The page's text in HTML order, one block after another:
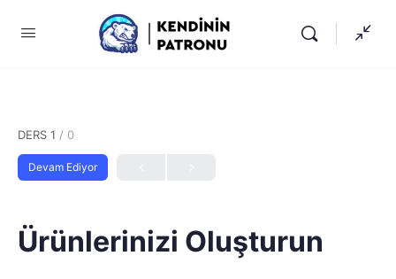
DERS 1 / 0
Devam Ediyor
Ürünlerinizi Oluşturun